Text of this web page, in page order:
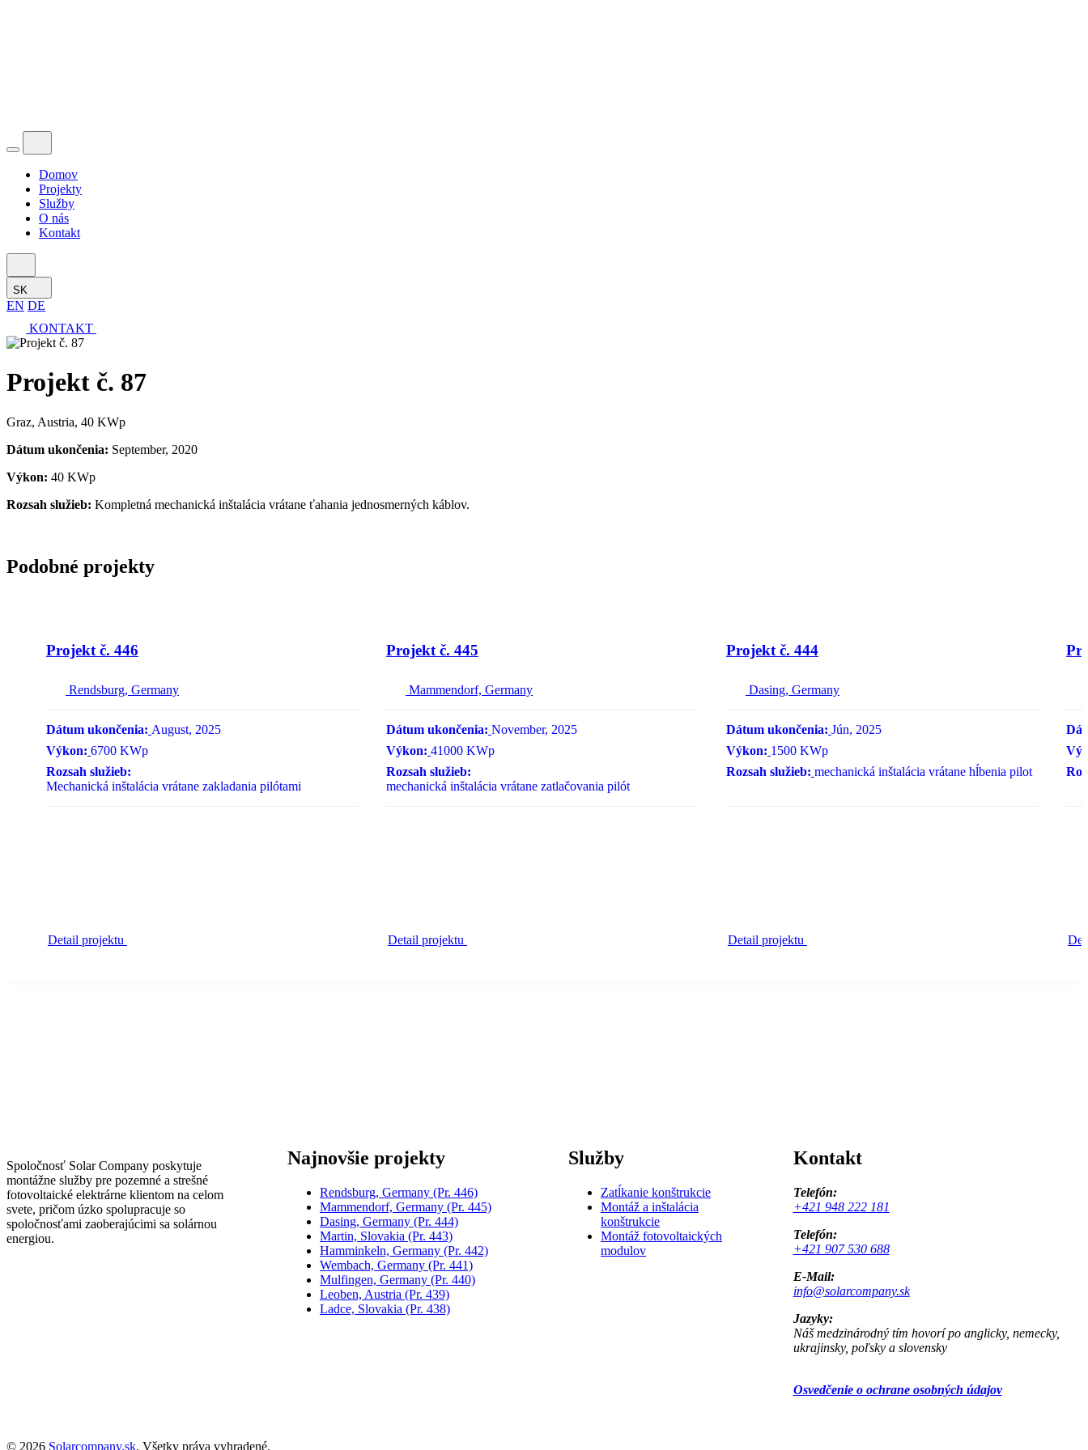
Domov
Projekty
Služby
O nás
Kontakt
SK
EN DE
KONTAKT
Projekt č. 87
Graz, Austria, 40 KWp
Dátum ukončenia: September, 2020
Výkon: 40 KWp
Rozsah služieb: Kompletná mechanická inštalácia vrátane ťahania jednosmerných káblov.
Podobné projekty
Projekt č. 446
Rendsburg, Germany
Dátum ukončenia: August, 2025
Výkon: 6700 KWp
Rozsah služieb:
Mechanická inštalácia vrátane zakladania pilótami
Detail projektu
Projekt č. 445
Mammendorf, Germany
Dátum ukončenia: November, 2025
Výkon: 41000 KWp
Rozsah služieb:
mechanická inštalácia vrátane zatlačovania pilót
Detail projektu
Projekt č. 444
Dasing, Germany
Dátum ukončenia: Jún, 2025
Výkon: 1500 KWp
Rozsah služieb: mechanická inštalácia vrátane hĺbenia pilot
Detail projektu
Spoločnosť Solar Company poskytuje
montážne služby pre pozemné a strešné
fotovoltaické elektrárne klientom na celom
svete, pričom úzko spolupracuje so
spoločnosťami zaoberajúcimi sa solárnou
energiou.
Najnovšie projekty
Rendsburg, Germany (Pr. 446)
Mammendorf, Germany (Pr. 445)
Dasing, Germany (Pr. 444)
Martin, Slovakia (Pr. 443)
Hamminkeln, Germany (Pr. 442)
Wembach, Germany (Pr. 441)
Mulfingen, Germany (Pr. 440)
Leoben, Austria (Pr. 439)
Ladce, Slovakia (Pr. 438)
Služby
Zatĺkanie konštrukcie
Montáž a inštalácia
konštrukcie
Montáž fotovoltaických
modulov
Kontakt
Telefón:
+421 948 222 181
Telefón:
+421 907 530 688
E-Mail:
info@solarcompany.sk
Jazyky:
Náš medzinárodný tím hovorí po anglicky, nemecky,
ukrajinsky, poľsky a slovensky
Osvedčenie o ochrane osobných údajov
© 2026 Solarcompany.sk. Všetky práva vyhradené.